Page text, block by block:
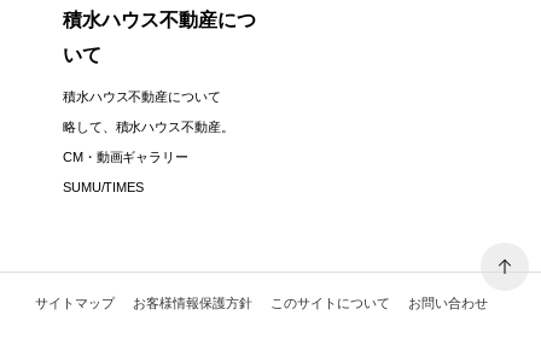
積水ハウス不動産につ
いて
積水ハウス不動産について
略して、積水ハウス不動産。
CM・動画ギャラリー
SUMU/TIMES
サイトマップ お客様情報保護方針 このサイトについて お問い合わせ